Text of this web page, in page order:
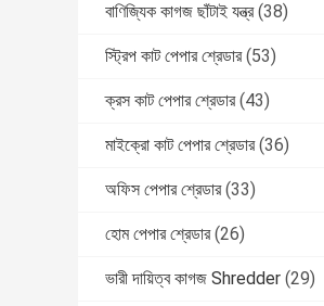
বাণিজ্যিক কাগজ ছাঁটাই যন্ত্র (38)
স্ট্রিপ কাট পেপার শ্রেডার (53)
ক্রস কাট পেপার শ্রেডার (43)
মাইক্রো কাট পেপার শ্রেডার (36)
অফিস পেপার শ্রেডার (33)
হোম পেপার শ্রেডার (26)
ভারী দায়িত্ব কাগজ Shredder (29)